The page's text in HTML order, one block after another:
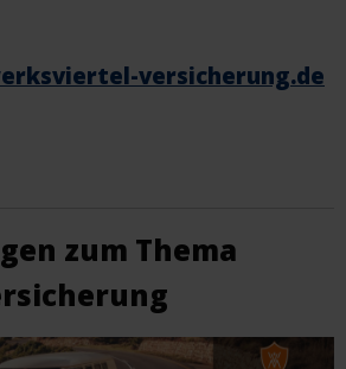
versicherung.de
zum Thema